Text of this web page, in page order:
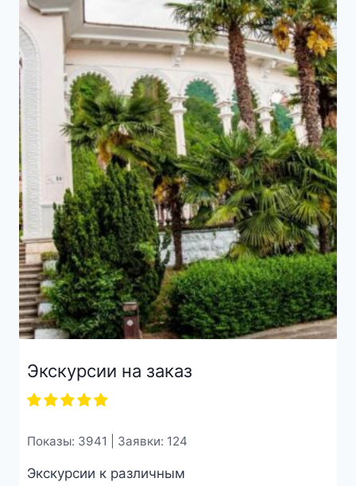
Экскурсии на заказ
Показы: 3941 | Заявки: 124
Экскурсии к различным